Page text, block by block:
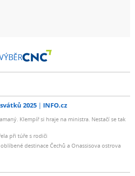
2025 INFO.cz
Klempíř si hraje na ministra. Nestačí se tak
při túře s rodiči
destinace Čechů a Onassisova ostrova